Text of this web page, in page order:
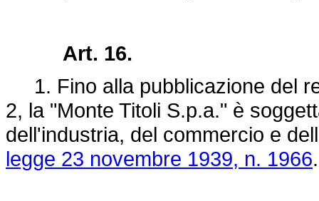
Art. 16.
1. Fino alla pubblicazione del
2, la "Monte Titoli S.p.a." è
dell'industria, del commercio e
legge 23 novembre 1939, n. 1966.